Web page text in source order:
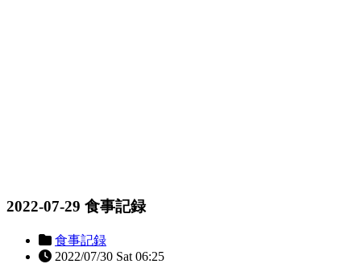
2022-07-29 食事記録
食事記録
2022/07/30 Sat 06:25